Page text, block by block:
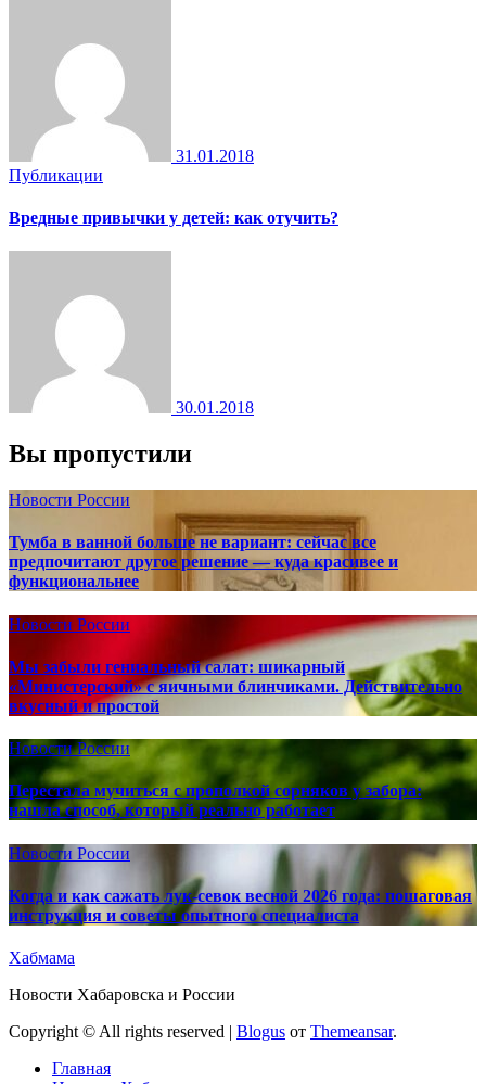
31.01.2018
Публикации
Вредные привычки у детей: как отучить?
30.01.2018
Вы пропустили
Новости России
Тумба в ванной больше не вариант: сейчас все
предпочитают другое решение — куда красивее и
функциональнее
Новости России
Мы забыли гениальный салат: шикарный
«Министерский» с яичными блинчиками. Действительно
вкусный и простой
Новости России
Перестала мучиться с прополкой сорняков у забора:
нашла способ, который реально работает
Новости России
Когда и как сажать лук-севок весной 2026 года: пошаговая
инструкция и советы опытного специалиста
Хабмама
Новости Хабаровска и России
Copyright © All rights reserved | Blogus от Themeansar.
Главная